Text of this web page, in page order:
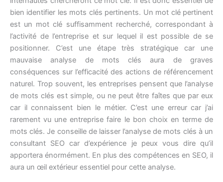
bien identifier les mots clés pertinents. Un mot clé pertinent
est un mot clé suffisamment recherché, correspondant à
l’activité de l’entreprise et sur lequel il est possible de se
positionner. C’est une étape très stratégique car une
mauvaise analyse de mots clés aura de graves
conséquences sur l’efficacité des actions de référencement
naturel. Trop souvent, les entreprises pensent que l’analyse
de mots clés est simple, ou ne peut être faîtes que par eux
car il connaissent bien le métier. C’est une erreur car j’ai
rarement vu une entreprise faire le bon choix en terme de
mots clés. Je conseille de laisser l’analyse de mots clés à un
consultant SEO car d’expérience je peux vous dire qu’il
apportera énormément. En plus des compétences en SEO, il
aura un œil extérieur essentiel pour cette analyse.